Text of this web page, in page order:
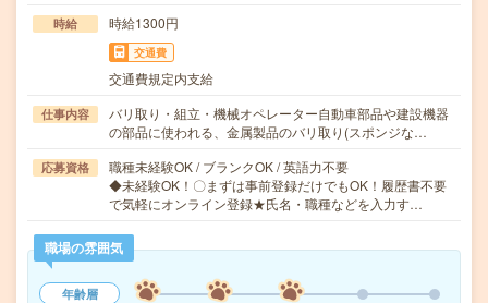
時給 時給1300円
交通費
交通費規定内支給
仕事内容
バリ取り・組立・機械オペレーター自動車部品や建設機器
の部品に使われる、金属製品のバリ取り(スポンジな…
応募資格
職種未経験OK / ブランクOK / 英語力不要
◆未経験OK！〇まずは事前登録だけでもOK！履歴書不要
で気軽にオンライン登録★氏名・職種などを入力す…
職場の雰囲気
年齢層